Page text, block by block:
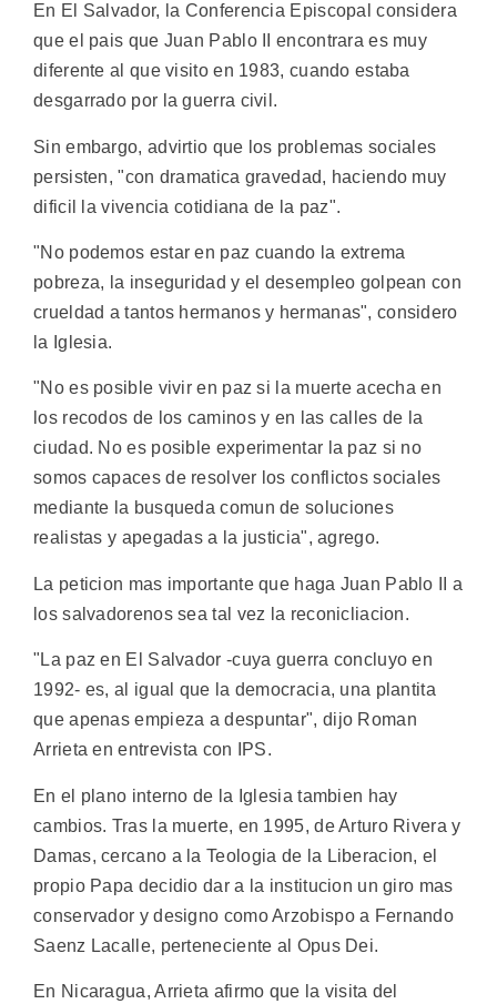
En El Salvador, la Conferencia Episcopal considera
que el pais que Juan Pablo II encontrara es muy
diferente al que visito en 1983, cuando estaba
desgarrado por la guerra civil.
Sin embargo, advirtio que los problemas sociales
persisten, "con dramatica gravedad, haciendo muy
dificil la vivencia cotidiana de la paz".
"No podemos estar en paz cuando la extrema
pobreza, la inseguridad y el desempleo golpean con
crueldad a tantos hermanos y hermanas", considero
la Iglesia.
"No es posible vivir en paz si la muerte acecha en
los recodos de los caminos y en las calles de la
ciudad. No es posible experimentar la paz si no
somos capaces de resolver los conflictos sociales
mediante la busqueda comun de soluciones
realistas y apegadas a la justicia", agrego.
La peticion mas importante que haga Juan Pablo II a
los salvadorenos sea tal vez la reconicliacion.
"La paz en El Salvador -cuya guerra concluyo en
1992- es, al igual que la democracia, una plantita
que apenas empieza a despuntar", dijo Roman
Arrieta en entrevista con IPS.
En el plano interno de la Iglesia tambien hay
cambios. Tras la muerte, en 1995, de Arturo Rivera y
Damas, cercano a la Teologia de la Liberacion, el
propio Papa decidio dar a la institucion un giro mas
conservador y designo como Arzobispo a Fernando
Saenz Lacalle, perteneciente al Opus Dei.
En Nicaragua, Arrieta afirmo que la visita del